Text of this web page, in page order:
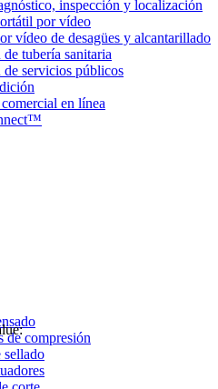
inspección y localización
por vídeo
vídeo de desagües y alcantarillado
tubería sanitaria
servicios públicos
en línea
de compresión
sellado